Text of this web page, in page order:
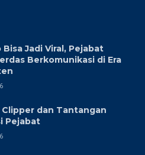
Bisa Jadi Viral, Pejabat
Berkomunikasi di Era
dan Tantangan
Pejabat